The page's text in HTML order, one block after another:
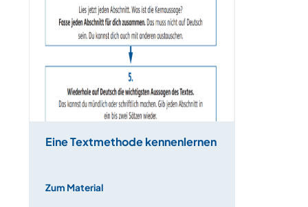
Eine Textmethode kennenlernen
Zum Material